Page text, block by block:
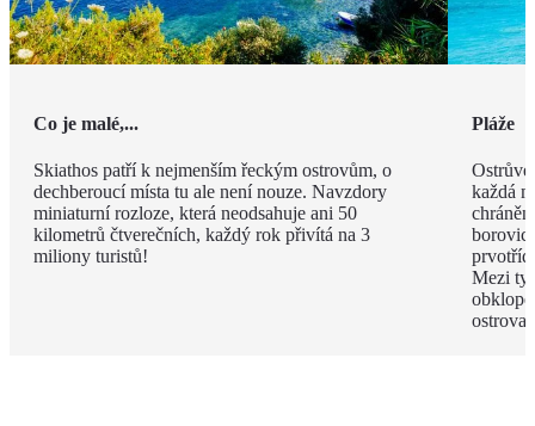
Co je malé,...
Skiathos patří k nejmenším řeckým ostrovům, o
dechberoucí místa tu ale není nouze. Navzdory
miniaturní rozloze, která neodsahuje ani 50
kilometrů čtverečních, každý rok přivítá na 3
miliony turistů!
Pláže
každá
Mezi ty
ostrova.